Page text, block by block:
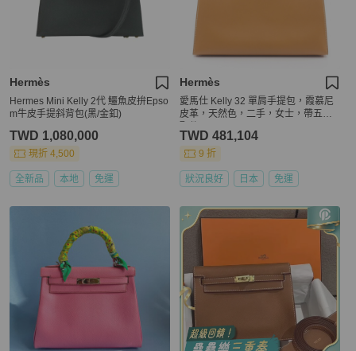
Hermès
Hermes Mini Kelly 2代 鱷魚皮拚Epso
m牛皮手提斜背包(黑/金釦)
TWD 1,080,000
現折 4,500
全新品 本地 免運
Hermès
愛馬仕 Kelly 32 單肩手提包，霞慕尼
皮革，天然色，二手，女士，帶五金
TWD 481,104
9 折
狀況良好 日本 免運